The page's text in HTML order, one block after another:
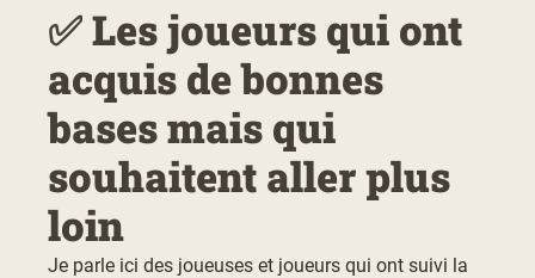
✅ Les joueurs qui ont
acquis de bonnes
bases mais qui
souhaitent aller plus
loin
Je parle ici des joueuses et joueurs qui ont suivi la